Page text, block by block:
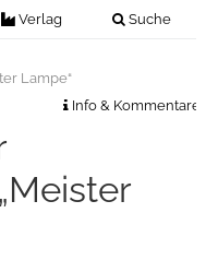
Verlag Suche
Lampe“
Info & Kommentare